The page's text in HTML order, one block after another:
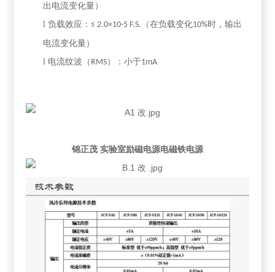
出电流变化量）
l负载效应：≤ 2.0×10-5 F.S. （在负载变化10%时，输出
电流变化量）
l 电流纹波（ RMS）：小于1mA
锦正茂 实验室励磁电源电磁铁电源